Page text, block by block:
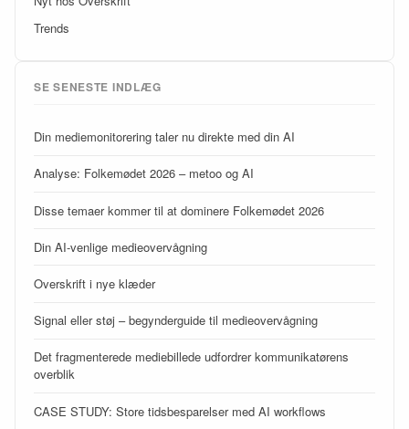
Trends
SE SENESTE INDLÆG
Din mediemonitorering taler nu direkte med din AI
Analyse: Folkemødet 2026 – metoo og AI
Disse temaer kommer til at dominere Folkemødet 2026
Din AI-venlige medieovervågning
Overskrift i nye klæder
Signal eller støj – begynderguide til medieovervågning
Det fragmenterede mediebillede udfordrer kommunikatørens
overblik
CASE STUDY: Store tidsbesparelser med AI workflows